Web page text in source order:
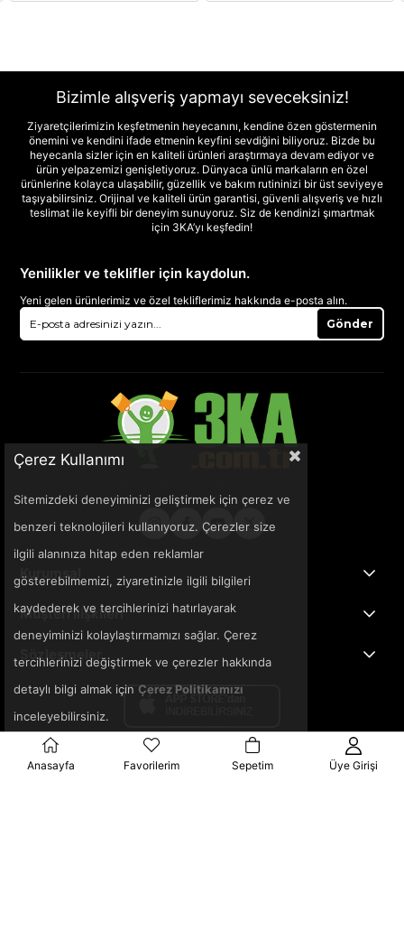
Bizimle alışveriş yapmayı seveceksiniz!
Ziyaretçilerimizin keşfetmenin heyecanını, kendine özen göstermenin
önemini ve kendini ifade etmenin keyfini sevdiğini biliyoruz. Bizde bu
heyecanla sizler için en kaliteli ürünleri araştırmaya devam ediyor ve
ürün yelpazemizi genişletiyoruz. Dünyaca ünlü markaların en özel
ürünlerine kolayca ulaşabilir, güzellik ve bakım rutininizi bir üst seviyeye
taşıyabilirsiniz. Orijinal ve kaliteli ürün garantisi, güvenli alışveriş ve hızlı
teslimat ile keyifli bir deneyim sunuyoruz. Siz de kendinizi şımartmak
için 3KA’yı keşfedin!
Yenilikler ve teklifler için kaydolun.
Yeni gelen ürünlerimiz ve özel tekliflerimiz hakkında e-posta alın.
Gönder
Kurumsal
Müşteri İlişkileri
Sözleşmeler
Çerez Kullanımı
Sitemizdeki deneyiminizi geliştirmek için çerez ve
benzeri teknolojileri kullanıyoruz. Çerezler size
ilgili alanınıza hitap eden reklamlar
gösterebilmemizi, ziyaretinizle ilgili bilgileri
kaydederek ve tercihlerinizi hatırlayarak
deneyiminizi kolaylaştırmamızı sağlar. Çerez
tercihlerinizi değiştirmek ve çerezler hakkında
detaylı bilgi almak için Çerez Politikamızı
inceleyebilirsiniz.
Anasayfa Favorilerim Sepetim Üye Girişi